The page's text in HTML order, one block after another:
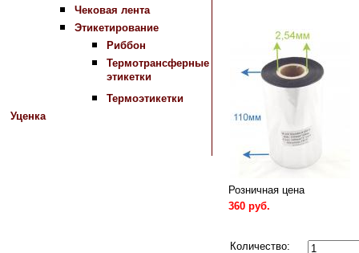
Чековая лента
Этикетирование
Риббон
Термотрансферные
этикетки
Термоэтикетки
Уценка
Розничная цена
360 руб.
Количество: